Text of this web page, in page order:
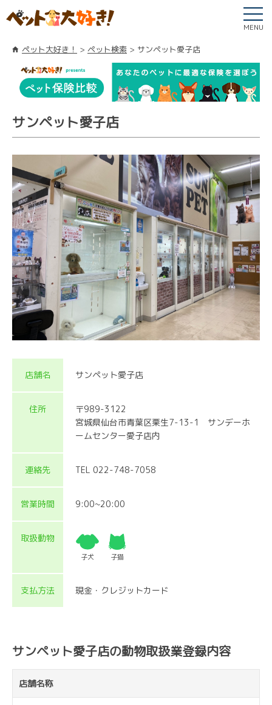
MENU
ペット大好き！ ペット検索 サンペット愛子店
サンペット愛子店
店舗名 サンペット愛子店
住所
〒989-3122
宮城県仙台市青葉区栗生7-13-1 サンデーホ
ームセンター愛子店内
連絡先 TEL 022-748-7058
営業時間 9:00~20:00
取扱動物
子犬 子猫
支払方法 現金・クレジットカード
サンペット愛子店の動物取扱業登録内容
店舗名称